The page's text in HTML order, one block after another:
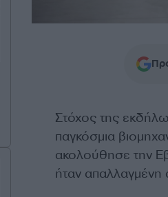
Στόχος της
παγκόσμια
ακολούθησε την
ήταν απαλλαγμένη